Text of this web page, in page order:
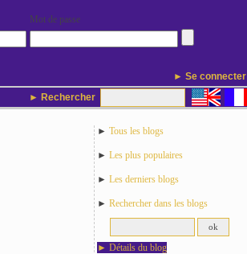
Mot de passe
► Se connecter
► Rechercher
► Tous les blogs
► Les plus populaires
► Les derniers blogs
► Rechercher dans les blogs
► Détails du blog